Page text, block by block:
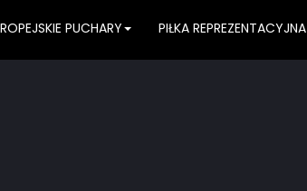
PUCHARY PIŁKA REPREZENTACYJNA